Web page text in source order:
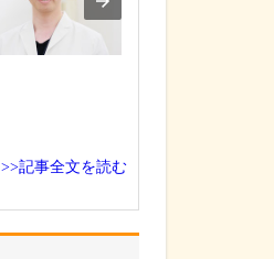
>>記事全文を読む